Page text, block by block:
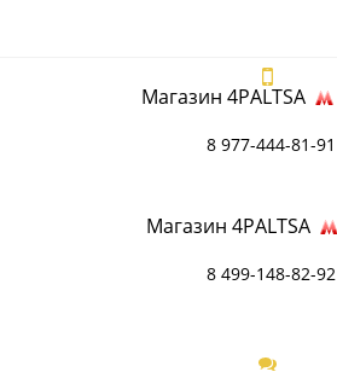
Магазин 4PALTSA
8 977-444-81-91
Магазин 4PALTSA
8 499-148-82-92